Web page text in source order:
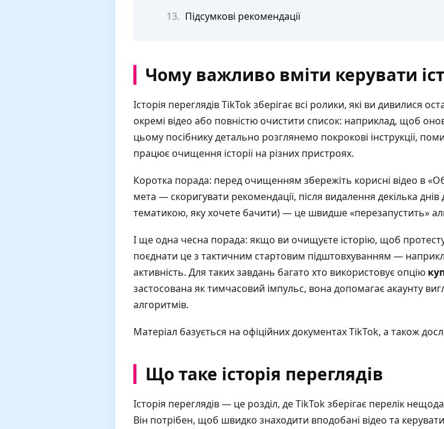
Підсумкові рекомендації
Чому важливо вміти керувати
Історія переглядів TikTok зберігає всі ролики, які ви дивилися
окремі відео або повністю очистити список: наприклад, щоб
цьому посібнику детально розглянемо покрокові інструкції,
працює очищення історії на різних пристроях.
Коротка порада: перед очищенням збережіть корисні відео в
мета — скоригувати рекомендації, після видалення декілька
тематикою, яку хочете бачити) — це швидше «перезапустить»
І ще одна чесна порада: якщо ви очищуєте історію, щоб
поєднати це з тактичним стартовим підштовхуванням —
активність. Для таких завдань багато хто використовує опцію
застосована як тимчасовий імпульс, вона допомагає акаунту
алгоритмів.
Матеріал базується на офіційних документах TikTok, а також
Що таке історія переглядів
Історія переглядів — це розділ, де TikTok зберігає перелік
Він потрібен, щоб швидко знаходити вподобані відео та